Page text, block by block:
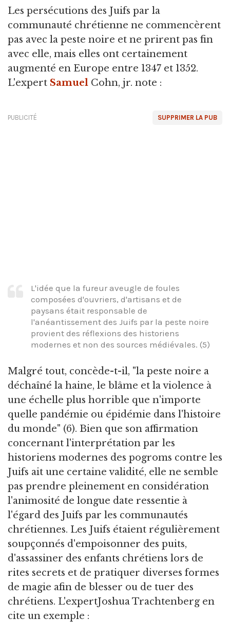
Les persécutions des Juifs par la
communauté chrétienne ne commencèrent
pas avec la peste noire et ne prirent pas fin
avec elle, mais elles ont certainement
augmenté en Europe entre 1347 et 1352.
L'expert Samuel Cohn, jr. note :
SUPPRIMER LA PUB
PUBLICITÉ
L'idée que la fureur aveugle de foules
composées d'ouvriers, d'artisans et de
paysans était responsable de
l'anéantissement des Juifs par la peste noire
provient des réflexions des historiens
modernes et non des sources médiévales. (5)
Malgré tout, concède-t-il, "la peste noire a
déchaîné la haine, le blâme et la violence à
une échelle plus horrible que n'importe
quelle pandémie ou épidémie dans l'histoire
du monde" (6). Bien que son affirmation
concernant l'interprétation par les
historiens modernes des pogroms contre les
Juifs ait une certaine validité, elle ne semble
pas prendre pleinement en considération
l'animosité de longue date ressentie à
l'égard des Juifs par les communautés
chrétiennes. Les Juifs étaient régulièrement
soupçonnés d'empoisonner des puits,
d'assassiner des enfants chrétiens lors de
rites secrets et de pratiquer diverses formes
de magie afin de blesser ou de tuer des
chrétiens. L'expertJoshua Trachtenberg en
cite un exemple :